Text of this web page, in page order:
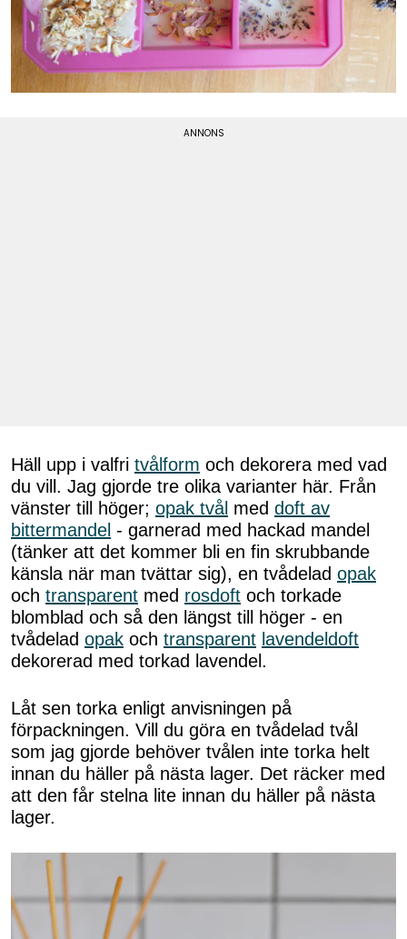
Häll upp i valfri tvålform och dekorera med vad
du vill. Jag gjorde tre olika varianter här. Från
vänster till höger; opak tvål med doft av
bittermandel - garnerad med hackad mandel
(tänker att det kommer bli en fin skrubbande
känsla när man tvättar sig), en tvådelad opak
och transparent med rosdoft och torkade
blomblad och så den längst till höger - en
tvådelad opak och transparent lavendeldoft
dekorerad med torkad lavendel.
Låt sen torka enligt anvisningen på
förpackningen. Vill du göra en tvådelad tvål
som jag gjorde behöver tvålen inte torka helt
innan du häller på nästa lager. Det räcker med
att den får stelna lite innan du häller på nästa
lager.